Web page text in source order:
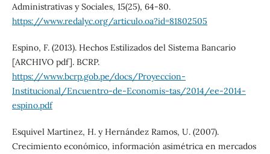
Administrativas y Sociales, 15(25), 64-80.
https://www.redalyc.org/articulo.oa?id=81802505
Espino, F. (2013). Hechos Estilizados del Sistema Bancario
[ARCHIVO pdf]. BCRP.
https://www.bcrp.gob.pe/docs/Proyeccion-
Institucional/Encuentro-de-Economis-tas/2014/ee-2014-
espino.pdf
Esquivel Martinez, H. y Hernández Ramos, U. (2007).
Crecimiento económico, información asimétrica en mercados